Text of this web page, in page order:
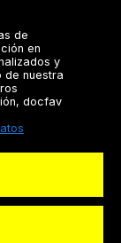
de
en
y
de nuestra
docfav